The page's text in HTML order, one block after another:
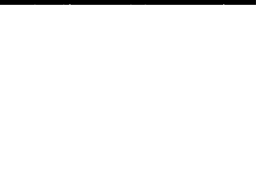
ejecución, mantenimiento y control.